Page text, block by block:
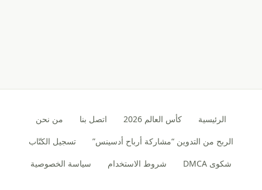
الرئيسية كأس العالم 2026 اتصل بنا
من نحن
الربح من التدوين “مشاركة أرباح أدسينس”
تسجيل الكتّاب
شكوى DMCA
شروط الاستخدام سياسة الخصوصية